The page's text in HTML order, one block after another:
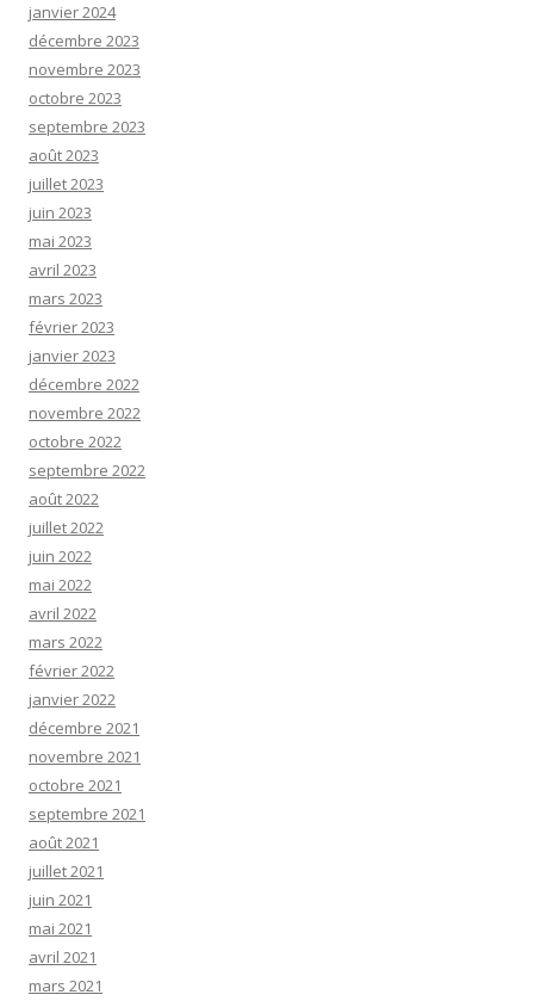
janvier 2024
décembre 2023
novembre 2023
octobre 2023
septembre 2023
août 2023
juillet 2023
juin 2023
mai 2023
avril 2023
mars 2023
février 2023
janvier 2023
décembre 2022
novembre 2022
octobre 2022
septembre 2022
août 2022
juillet 2022
juin 2022
mai 2022
avril 2022
mars 2022
février 2022
janvier 2022
décembre 2021
novembre 2021
octobre 2021
septembre 2021
août 2021
juillet 2021
juin 2021
mai 2021
avril 2021
mars 2021